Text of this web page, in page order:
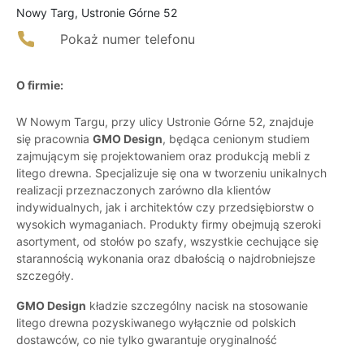
Nowy Targ, Ustronie Górne 52
Pokaż numer telefonu
O firmie:
W Nowym Targu, przy ulicy Ustronie Górne 52, znajduje
się pracownia GMO Design, będąca cenionym studiem
zajmującym się projektowaniem oraz produkcją mebli z
litego drewna. Specjalizuje się ona w tworzeniu unikalnych
realizacji przeznaczonych zarówno dla klientów
indywidualnych, jak i architektów czy przedsiębiorstw o
wysokich wymaganiach. Produkty firmy obejmują szeroki
asortyment, od stołów po szafy, wszystkie cechujące się
starannością wykonania oraz dbałością o najdrobniejsze
szczegóły.
GMO Design kładzie szczególny nacisk na stosowanie
litego drewna pozyskiwanego wyłącznie od polskich
dostawców, co nie tylko gwarantuje oryginalność